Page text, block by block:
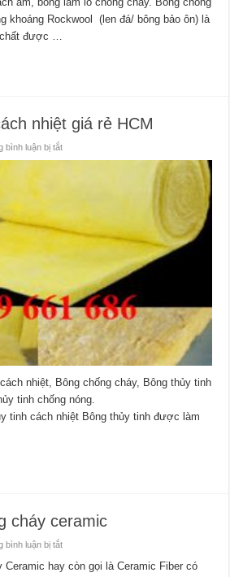
khoáng Rockwool (len đá/ bông bảo ôn) là
chất được …
nhiệt giá rẻ HCM
bình luận bị tắtở
HCM
nhiệt, Bông chống cháy, Bông thủy tinh
Bông thủy tinh chống nóng.
nhiệt Bông thủy tinh được làm
cháy ceramic
bình luận bị tắtở
gốm
chống
Ceramic hay còn gọi là Ceramic Fiber có